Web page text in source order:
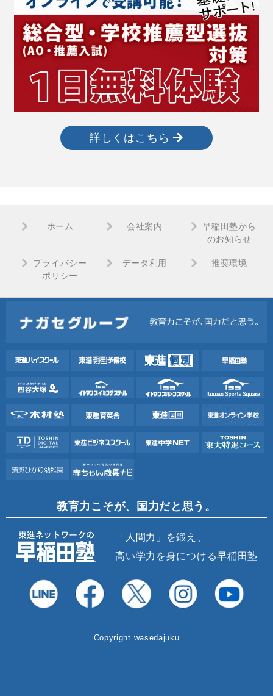
詳しくはこちら
ホーム 会社案内
早稲田塾から
のお知らせ
プライバシー
ポリシー
データ利用 推奨環境
教育力こそが、国力だと思う。
「人間力」を鍛え、
高い学力を身につける早稲田塾
Copyright wasedajuku